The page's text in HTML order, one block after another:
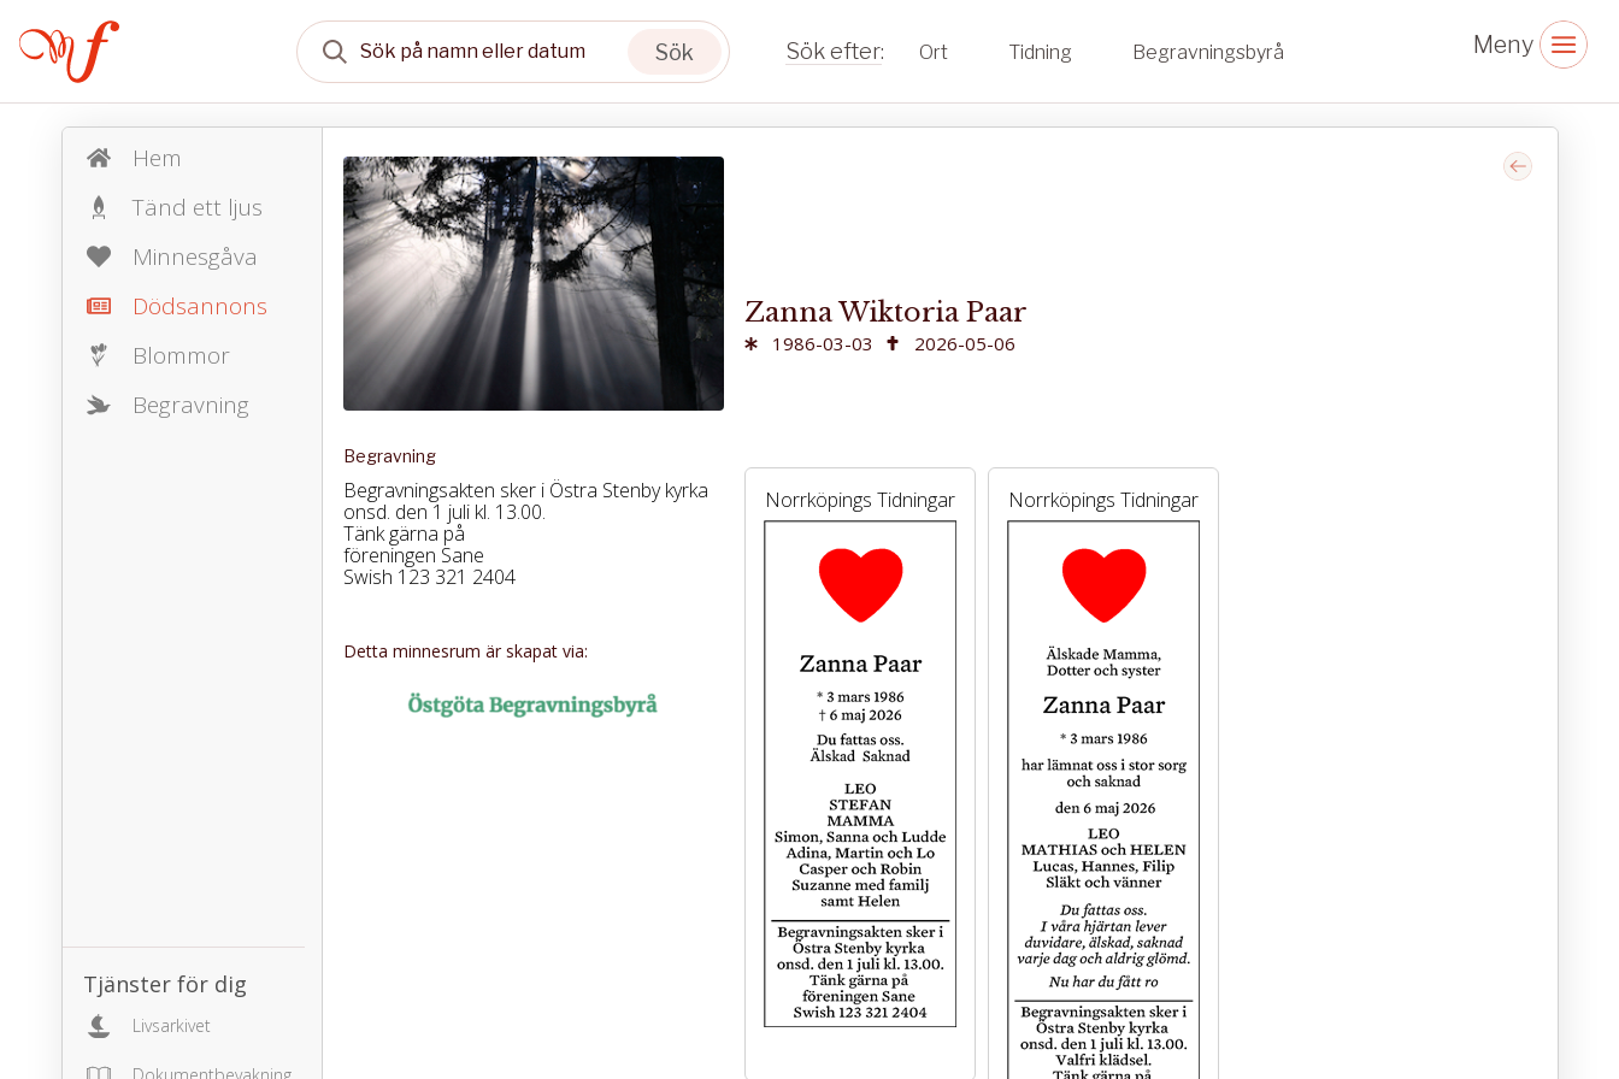
Sök Ort Tidning Begravningsbyrå
Hem
Tänd ett ljus
Minnesgåva
Dödsannons
Blommor
Begravning
Tjänster för dig
Livsarkivet
Begravning
Begravningsakten sker i Östra Stenby kyrka
onsd. den 1 juli kl. 13.00.
Tänk gärna på
föreningen Sane
Swish 123 321 2404
Detta minnesrum är skapat via:
Zanna Wiktoria Paar
1986-03-03 2026-05-06
Norrköpings Tidningar Norrköpings Tidningar